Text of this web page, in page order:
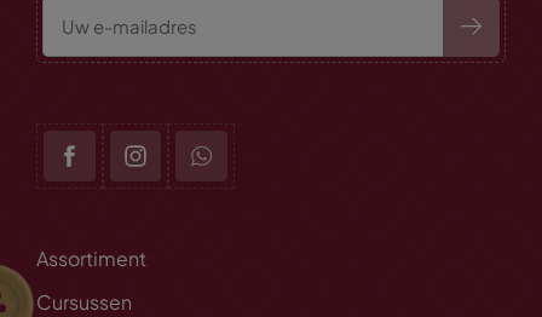
Assortiment
Cursussen